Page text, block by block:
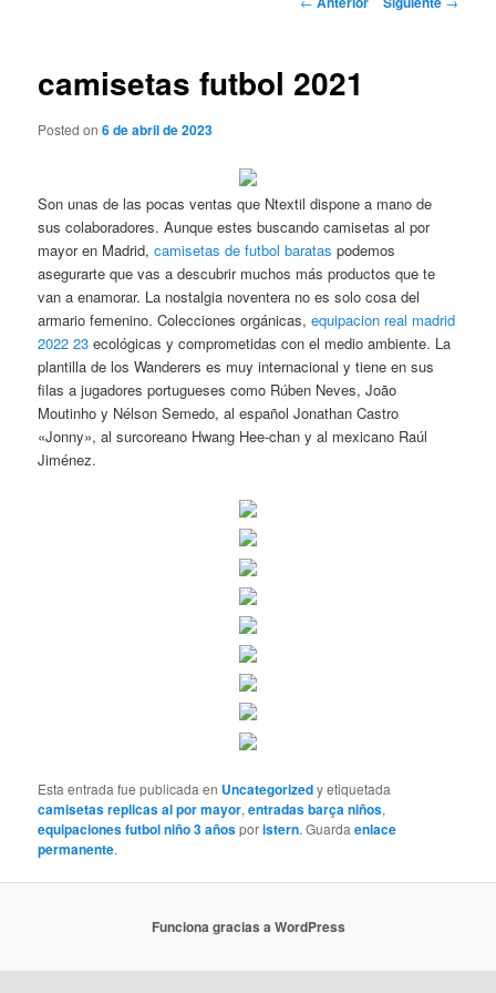
camisetas futbol 2021
Posted on6 de abril de 2023
Son unas de las pocas ventas que Ntextil dispone a mano de
sus colaboradores. Aunque estes buscando camisetas al por
mayor en Madrid,camisetas de futbol baratas podemos
asegurarte que vas a descubrir muchos más productos que te
van a enamorar. La nostalgia noventera no es solo cosa del
armario femenino. Colecciones orgánicas,equipacion real madrid
2022 23 ecológicas y comprometidas con el medio ambiente. La
plantilla de los Wanderers es muy internacional y tiene en sus
filas a jugadores portugueses como Rúben Neves, João
Moutinho y Nélson Semedo, al español Jonathan Castro
«Jonny», al surcoreano Hwang Hee-chan y al mexicano Raúl
Jiménez.
Esta entrada fue publicada en Uncategorizedy etiquetada
camisetas replicas al por mayor,entradas barça niños,
equipaciones futbol niño 3 añosporistern. Guardaenlace
permanente.
Funciona gracias a WordPress